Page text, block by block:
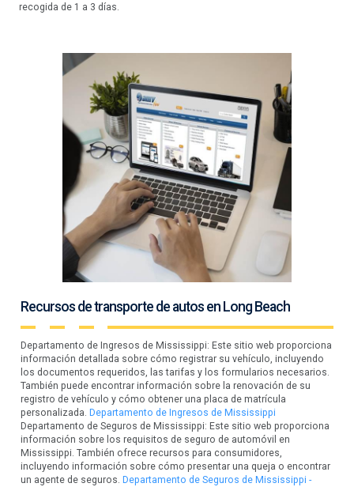
recogida de 1 a 3 días.
Recursos de transporte de autos en Long Beach
Departamento de Ingresos de Mississippi: Este sitio web proporciona
información detallada sobre cómo registrar su vehículo, incluyendo
los documentos requeridos, las tarifas y los formularios necesarios.
También puede encontrar información sobre la renovación de su
registro de vehículo y cómo obtener una placa de matrícula
personalizada. Departamento de Ingresos de Mississippi
Departamento de Seguros de Mississippi: Este sitio web proporciona
información sobre los requisitos de seguro de automóvil en
Mississippi. También ofrece recursos para consumidores,
incluyendo información sobre cómo presentar una queja o encontrar
un agente de seguros. Departamento de Seguros de Mississippi -